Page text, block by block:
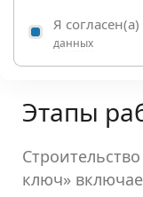
Я согласен(а)
данных
Этапы
ключ»